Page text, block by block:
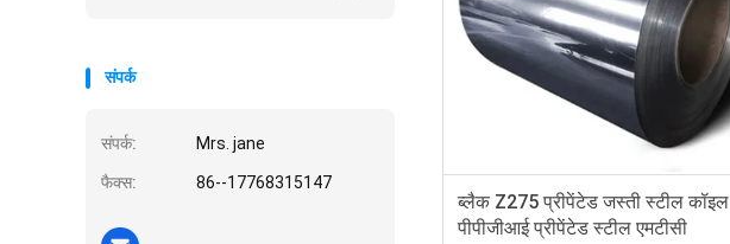
संपर्क
संपर्क: Mrs. jane
फैक्स: 86--17768315147
ब्लैक Z275 प्रीपेंटेड जस्ती स्टील कॉइल
पीपीजीआई प्रीपेंटेड स्टील एमटीसी